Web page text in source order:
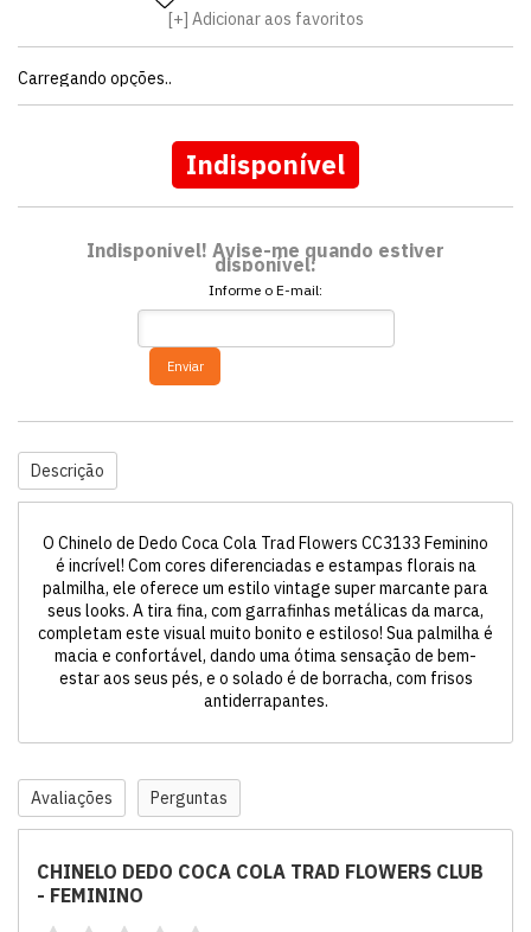
Adicionar aos favoritos
Carregando opções..
Indisponível
Indisponível! Avise-me quando estiver
disponível:
Informe o E-mail:
Enviar
Descrição
O Chinelo de Dedo Coca Cola Trad Flowers CC3133 Feminino
é incrível! Com cores diferenciadas e estampas florais na
palmilha, ele oferece um estilo vintage super marcante para
seus looks. A tira fina, com garrafinhas metálicas da marca,
completam este visual muito bonito e estiloso! Sua palmilha é
macia e confortável, dando uma ótima sensação de bem-
estar aos seus pés, e o solado é de borracha, com frisos
antiderrapantes.
Avaliações Perguntas
CHINELO DEDO COCA COLA TRAD FLOWERS CLUB
- FEMININO